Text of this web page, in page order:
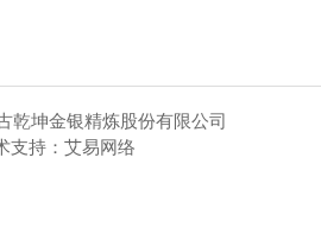
乾坤金银精炼股份有限公司
支持：艾易网络